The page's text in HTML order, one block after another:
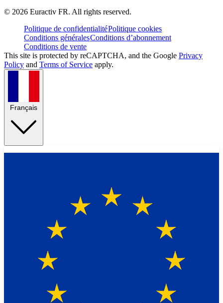
© 2026 Euractiv FR. All rights reserved.
Politique de confidentialitéPolitique cookies
Conditions généralesConditions d’abonnement
Conditions de vente
This site is protected by reCAPTCHA, and the Google Privacy
Policy and Terms of Service apply.
Français